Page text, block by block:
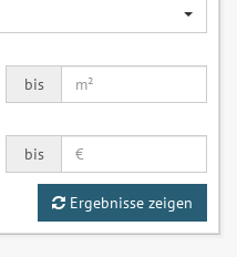
bis
bis
Ergebnisse zeigen